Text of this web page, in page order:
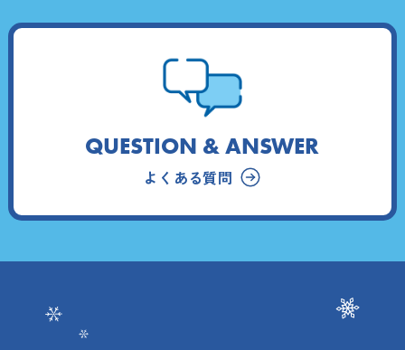
QUESTION & ANSWER
よくある質問